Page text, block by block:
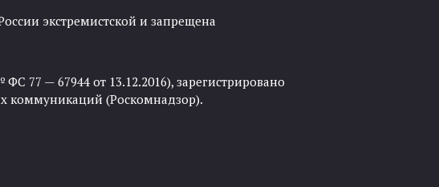
экстремистской и запрещена
77 — 67944 от 13.12.2016), зарегистрировано
коммуникаций (Роскомнадзор).